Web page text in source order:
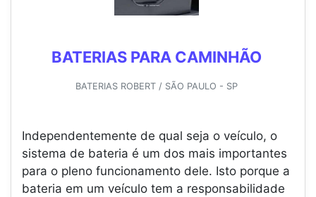
BATERIAS PARA CAMINHÃO
BATERIAS ROBERT / SÃO PAULO - SP
Independentemente de qual seja o veículo, o
sistema de bateria é um dos mais importantes
para o pleno funcionamento dele. Isto porque a
bateria em um veículo tem a responsabilidade